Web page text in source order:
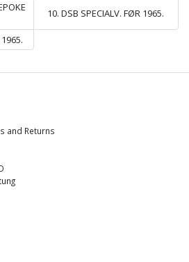
10. DSB SPECIALV. FØR 1965.
1965.
and Returns